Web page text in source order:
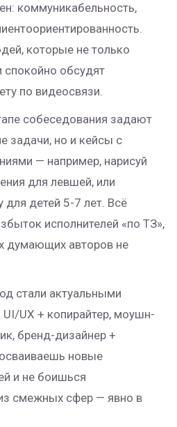
коммуникабельность,
которые не только
спокойно обсудят
по видеосвязи.
собеседования задают
задачи, но и кейсы с
— например, нарисуй
для левшей, или
детей 5-7 лет. Всё
исполнителей «по ТЗ»,
думающих авторов не
стали актуальными
UX + копирайтер, моушн-
бренд-дизайнер +
новые
и не боишься
смежных сфер — явно в